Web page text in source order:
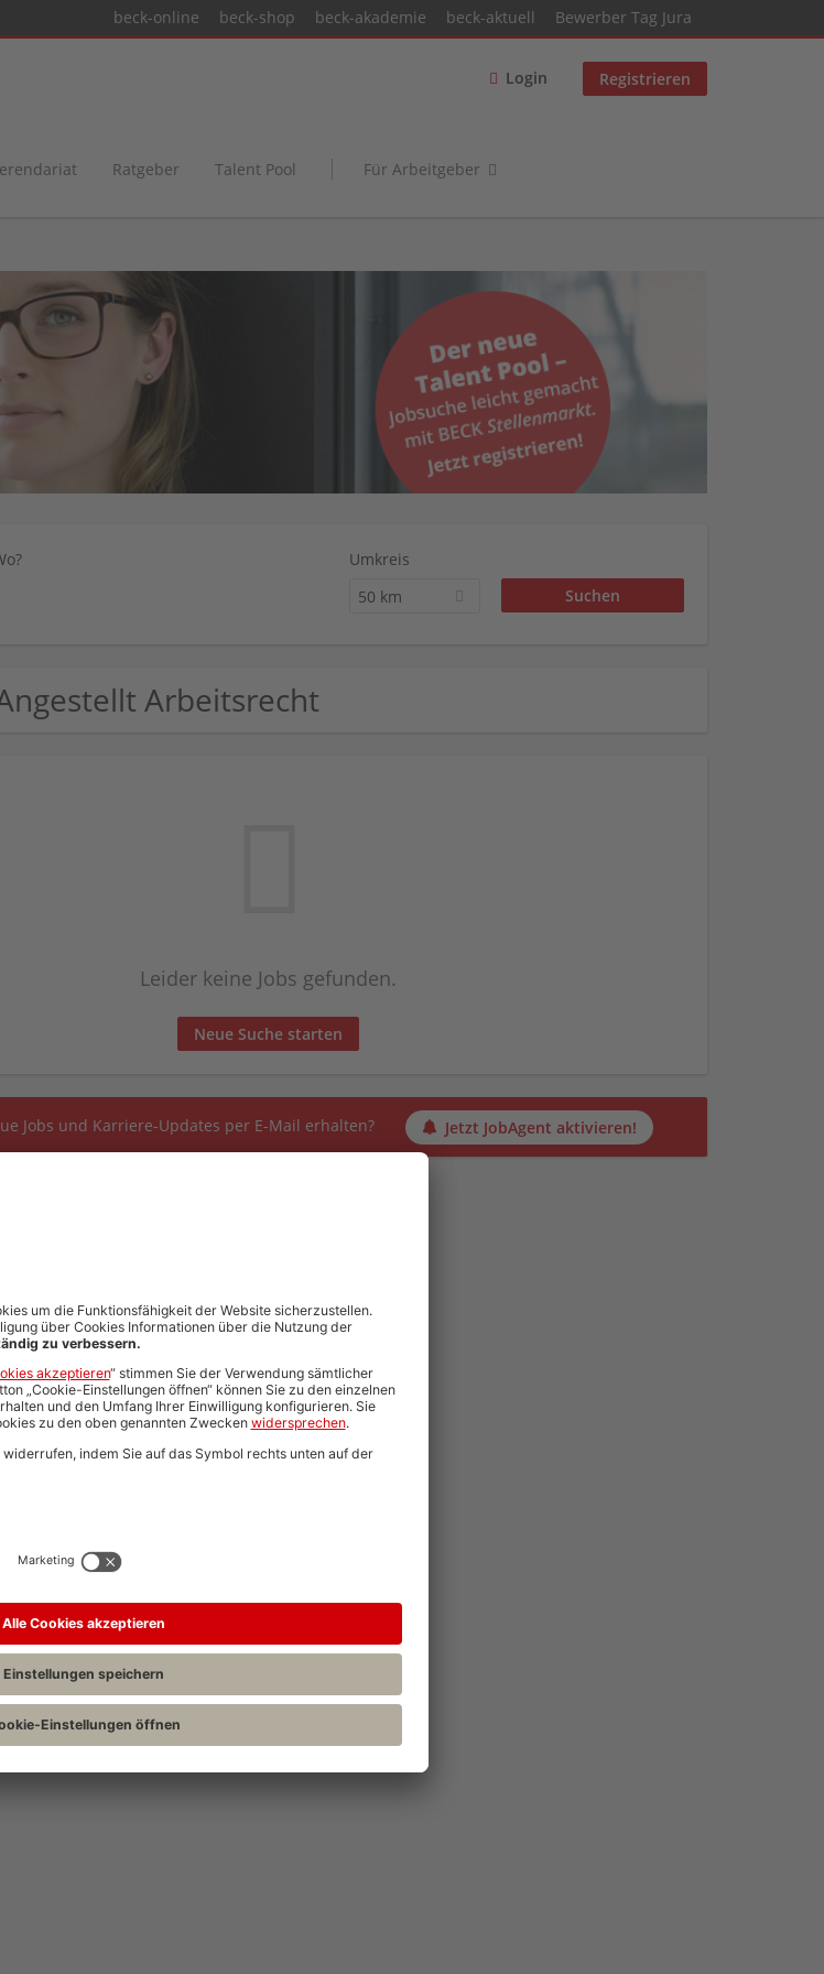
beck-online beck-shop beck-akademie beck-aktuell Bewerber Tag Jura
Login Registrieren
Ratgeber Talent Pool Für Arbeitgeber
Umkreis
50 km
Arbeitsrecht
Leider keine Jobs gefunden.
Neue Suche starten
Jobs und Karriere-Updates per E-Mail erhalten? Jetzt JobAgent aktivieren!